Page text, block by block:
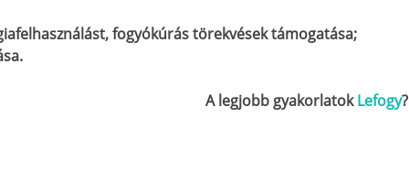
fogyókúrás törekvések támogatása;
A legjobb gyakorlatokLefogy?